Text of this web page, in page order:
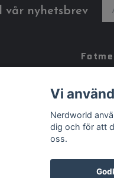
nyhetsbrev
Vi
Nerdworld
dig och för att
oss.